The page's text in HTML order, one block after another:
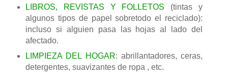
LIBROS, REVISTAS Y FOLLETOS (tintas y
algunos tipos de papel sobretodo el reciclado):
incluso si alguien pasa las hojas al lado del
afectado.
LIMPIEZA DEL HOGAR: abrillantadores, ceras,
detergentes, suavizantes de ropa , etc.